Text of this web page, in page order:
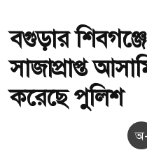
বগুড়ার
সাজাপ্রাপ্ত
করেছে পুলিশ
অ-